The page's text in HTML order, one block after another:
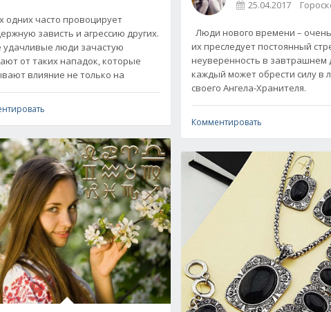
и суеверия 0
одних часто провоцирует
зависть и агрессию других.
удачливые люди зачастую
от таких нападок, которые
влияние не только на
25.04.2017
Люди нового времени –
их преследует постоянный
неуверенность в завтрашнем
каждый может обрести силу в
своего Ангела-Хранителя.
Комментировать